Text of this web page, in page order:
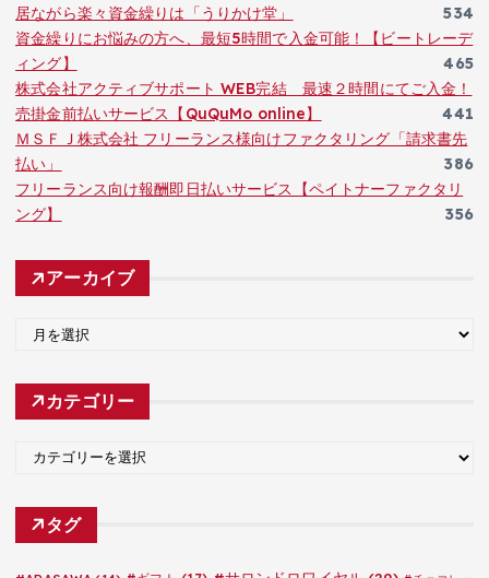
居ながら楽々資金繰りは「うりかけ堂」
534
資金繰りにお悩みの方へ、最短5時間で入金可能！【ビートレーデ
ィング】
465
株式会社アクティブサポート WEB完結 最速２時間にてご入金！
売掛金前払いサービス【QuQuMo online】
441
ＭＳＦＪ株式会社 フリーランス様向けファクタリング「請求書先
払い」
386
フリーランス向け報酬即日払いサービス【ペイトナーファクタリ
ング】
356
アーカイブ
カ
カテゴリー
ゴ
タグ